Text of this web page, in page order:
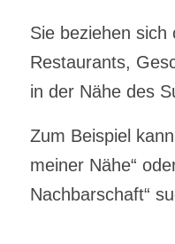
Sie beziehen
Restaurants,
in der Nähe des
Zum Beispiel
meiner Nähe“
Nachbarschaft“